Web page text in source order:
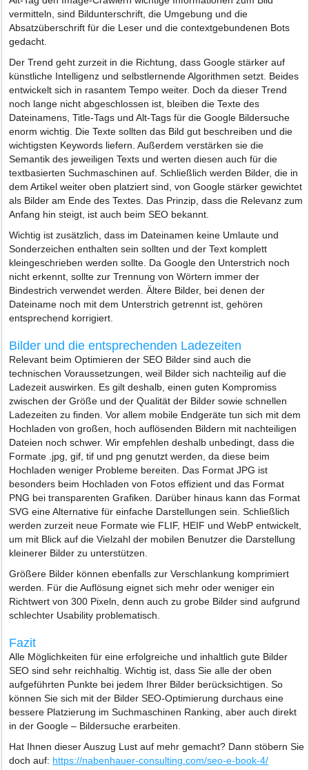
vermitteln, sind Bildunterschrift, die Umgebung und die
Absatzüberschrift für die Leser und die contextgebundenen Bots
gedacht.
Der Trend geht zurzeit in die Richtung, dass Google stärker auf
künstliche Intelligenz und selbstlernende Algorithmen setzt. Beides
entwickelt sich in rasantem Tempo weiter. Doch da dieser Trend
noch lange nicht abgeschlossen ist, bleiben die Texte des
Dateinamens, Title-Tags und Alt-Tags für die Google Bildersuche
enorm wichtig. Die Texte sollten das Bild gut beschreiben und die
wichtigsten Keywords liefern. Außerdem verstärken sie die
Semantik des jeweiligen Texts und werten diesen auch für die
textbasierten Suchmaschinen auf. Schließlich werden Bilder, die in
dem Artikel weiter oben platziert sind, von Google stärker gewichtet
als Bilder am Ende des Textes. Das Prinzip, dass die Relevanz zum
Anfang hin steigt, ist auch beim SEO bekannt.
Wichtig ist zusätzlich, dass im Dateinamen keine Umlaute und
Sonderzeichen enthalten sein sollten und der Text komplett
kleingeschrieben werden sollte. Da Google den Unterstrich noch
nicht erkennt, sollte zur Trennung von Wörtern immer der
Bindestrich verwendet werden. Ältere Bilder, bei denen der
Dateiname noch mit dem Unterstrich getrennt ist, gehören
entsprechend korrigiert.
Bilder und die entsprechenden Ladezeiten
Relevant beim Optimieren der SEO Bilder sind auch die
technischen Voraussetzungen, weil Bilder sich nachteilig auf die
Ladezeit auswirken. Es gilt deshalb, einen guten Kompromiss
zwischen der Größe und der Qualität der Bilder sowie schnellen
Ladezeiten zu finden. Vor allem mobile Endgeräte tun sich mit dem
Hochladen von großen, hoch auflösenden Bildern mit nachteiligen
Dateien noch schwer. Wir empfehlen deshalb unbedingt, dass die
Formate .jpg, gif, tif und png genutzt werden, da diese beim
Hochladen weniger Probleme bereiten. Das Format JPG ist
besonders beim Hochladen von Fotos effizient und das Format
PNG bei transparenten Grafiken. Darüber hinaus kann das Format
SVG eine Alternative für einfache Darstellungen sein. Schließlich
werden zurzeit neue Formate wie FLIF, HEIF und WebP entwickelt,
um mit Blick auf die Vielzahl der mobilen Benutzer die Darstellung
kleinerer Bilder zu unterstützen.
Größere Bilder können ebenfalls zur Verschlankung komprimiert
werden. Für die Auflösung eignet sich mehr oder weniger ein
Richtwert von 300 Pixeln, denn auch zu grobe Bilder sind aufgrund
schlechter Usability problematisch.
Fazit
Alle Möglichkeiten für eine erfolgreiche und inhaltlich gute Bilder
SEO sind sehr reichhaltig. Wichtig ist, dass Sie alle der oben
aufgeführten Punkte bei jedem Ihrer Bilder berücksichtigen. So
können Sie sich mit der Bilder SEO-Optimierung durchaus eine
bessere Platzierung im Suchmaschinen Ranking, aber auch direkt
in der Google – Bildersuche erarbeiten.
Hat Ihnen dieser Auszug Lust auf mehr gemacht? Dann stöbern Sie
doch auf: https://nabenhauer-consulting.com/seo-e-book-4/